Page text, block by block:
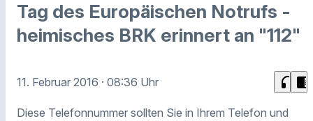
Tag des Europäischen Notrufs -
heimisches BRK erinnert an "112"
11. Februar 2016 · 08:36 Uhr headphones chrome_reader_mode
Diese Telefonnummer sollten Sie in Ihrem Telefon und